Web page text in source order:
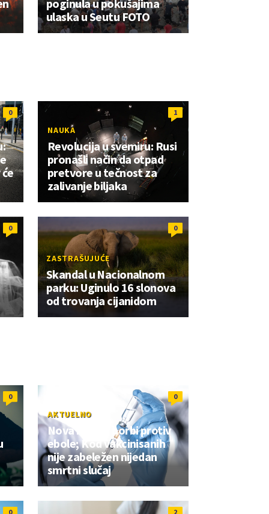
poginula u pokušajima
ulaska u Seutu FOTO
0 1
NAUKA
Revolucija u svemiru: Rusi
pronašli način da otpad
pretvore u tečnost za
zalivanje biljaka
0 0
ZASTRAŠUJUĆE
Skandal u Nacionalnom
parku: Uginulo 16 slonova
od trovanja cijanidom
0 0
AKTUELNO
Nova nada u borbi protiv
ebole; Kod vakcinisanih
nije zabeležen nijedan
smrtni slučaj
0 2